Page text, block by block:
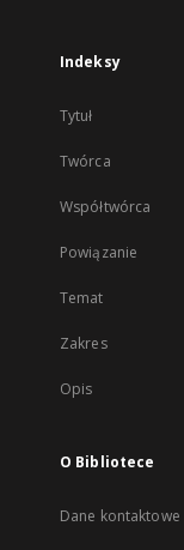
Indeksy
Tytuł
Twórca
Współtwórca
Powiązanie
Temat
Zakres
Opis
O Bibliotece
Dane kontaktowe